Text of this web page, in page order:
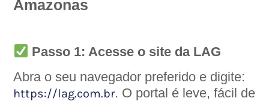
Amazonas
Passo 1: Acesse o site da LAG
Abra o seu navegador preferido e digite:
https://lag.com.br. O portal é leve, fácil de